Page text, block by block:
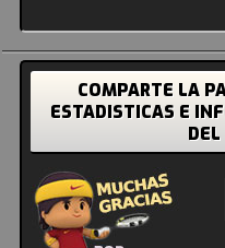
COMPARTE LA
ESTADISTICAS E